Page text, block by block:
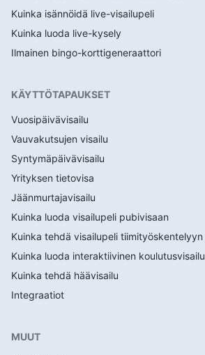
Kuinka isännöidä live-visailupeli
Kuinka luoda live-kysely
Ilmainen bingo-korttigeneraattori
KÄYTTÖTAPAUKSET
Vuosipäivävisailu
Vauvakutsujen visailu
Syntymäpäivävisailu
Yrityksen tietovisa
Jäänmurtajavisailu
Kuinka luoda visailupeli pubivisaan
Kuinka tehdä visailupeli tiimityöskentelyyn
Kuinka luoda interaktiivinen koulutusvisailu
Kuinka tehdä häävisailu
Integraatiot
MUUT